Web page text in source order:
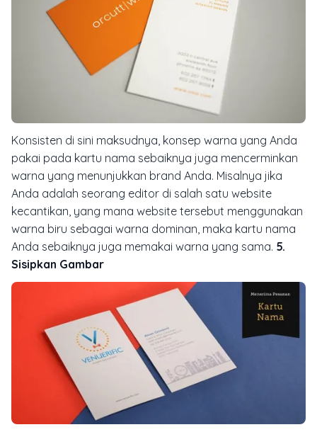
Konsisten di sini maksudnya, konsep warna yang Anda
pakai pada kartu nama sebaiknya juga mencerminkan
warna yang menunjukkan brand Anda. Misalnya jika
Anda adalah seorang editor di salah satu website
kecantikan, yang mana website tersebut menggunakan
warna biru sebagai warna dominan, maka kartu nama
Anda sebaiknya juga memakai warna yang sama. 5.
Sisipkan Gambar